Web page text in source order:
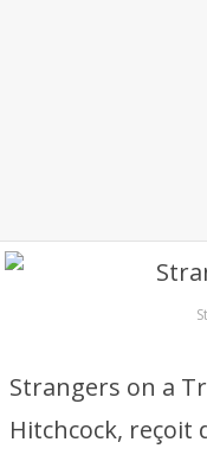
Strangers on a
Hitchcock, reçoit